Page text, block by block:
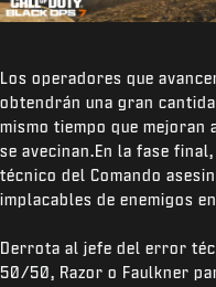
Los operadores que
obtendrán una gran
mismo tiempo que mejoran
se avecinan.En la fase
técnico del Comando
implacables de enemigos
Derrota al jefe del error
50/50, Razor o Faulkner